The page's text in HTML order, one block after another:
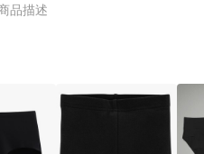
內褲｜0.3mm 超輕薄、不
於廠商出貨後 60 天發放。
品描述